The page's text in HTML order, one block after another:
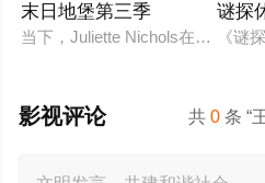
末日地堡第三季
当下，Juliette Nichols在被迫接
谜探
《谜
共0 条 “
影视评论